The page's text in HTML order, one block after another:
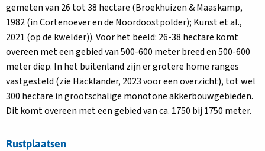
gemeten van 26 tot 38 hectare (Broekhuizen & Maaskamp,
1982 (in Cortenoever en de Noordoostpolder); Kunst et al.,
2021 (op de kwelder)). Voor het beeld: 26-38 hectare komt
overeen met een gebied van 500-600 meter breed en 500-600
meter diep. In het buitenland zijn er grotere home ranges
vastgesteld (zie Häcklander, 2023 voor een overzicht), tot wel
300 hectare in grootschalige monotone akkerbouwgebieden.
Dit komt overeen met een gebied van ca. 1750 bij 1750 meter.
Rustplaatsen